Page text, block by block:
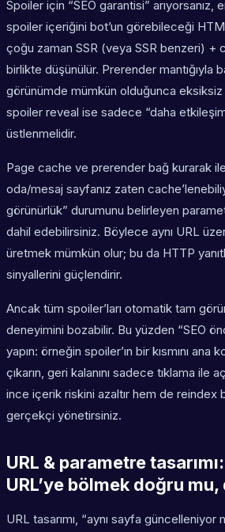
Spoiler için “SEO garantisi” arıyorsanız,
spoiler içeriğini bot’un görebileceği
çoğu zaman SSR (veya SSR benzeri) +
birlikte düşünülür. Prerender mantığıyla
görünümde mümkün olduğunca eksiksiz
spoiler reveal ise sadece “daha
üstlenmelidir.
Page cache ve prerender bağ kurarak
oda/mesaj sayfanız zaten
görünürlük” durumunu belirleyen
dahil edebilirsiniz. Böylece aynı URL
üretmek mümkün olur; bu da HTTP
sinyallerini güçlendirir.
Ancak tüm spoiler’ları otomatik tam
deneyimini bozabilir. Bu yüzden “SEO
yapın: örneğin spoiler’ın bir kısmını ana
çıkarın, geri kalanını sadece tıklama ile
ince içerik riskini azaltır hem de reindex
gerçekçi yönetirsiniz.
URL & parametre
URL’ye bölmek doğru
URL tasarımı, “aynı sayfa